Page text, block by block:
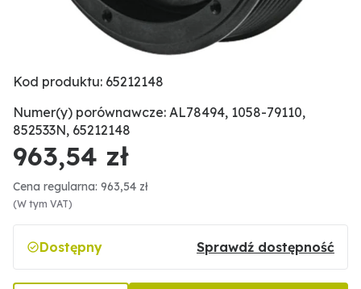
Kod produktu: 65212148
Numer(y) porównawcze: AL78494, 1058-79110,
852533N, 65212148
963,54 zł
Cena regularna: 963,54 zł
(W tym VAT)
Dostępny Sprawdź dostępność